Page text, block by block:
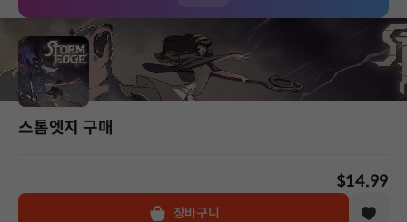
스톰엣지 구매
$14.99
장바구니